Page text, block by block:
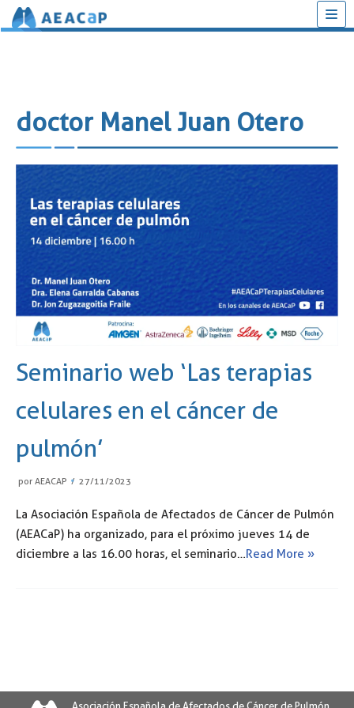
doctor Manel Juan Otero
Seminario web ‘Las terapias
celulares en el cáncer de
pulmón’
por AEACAP 27/11/2023
La Asociación Española de Afectados de Cáncer de Pulmón
(AEACaP) ha organizado, para el próximo jueves 14 de
diciembre a las 16.00 horas, el seminario…Read More »